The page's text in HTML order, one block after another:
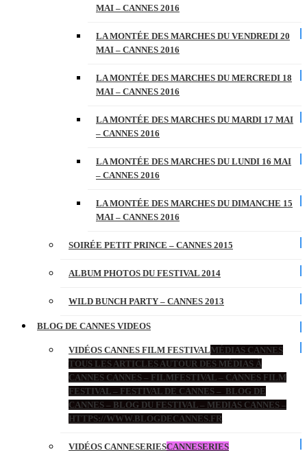
MAI – CANNES 2016
LA MONTÉE DES MARCHES DU VENDREDI 20
MAI – CANNES 2016
LA MONTÉE DES MARCHES DU MERCREDI 18
MAI – CANNES 2016
LA MONTÉE DES MARCHES DU MARDI 17 MAI
– CANNES 2016
LA MONTÉE DES MARCHES DU LUNDI 16 MAI
– CANNES 2016
LA MONTÉE DES MARCHES DU DIMANCHE 15
MAI – CANNES 2016
SOIRÉE PETIT PRINCE – CANNES 2015
ALBUM PHOTOS DU FESTIVAL 2014
WILD BUNCH PARTY – CANNES 2013
BLOG DE CANNES VIDEOS
VIDÉOS CANNES FILM FESTIVALMÉDIAS CANNES
TOUS LES ARTICLES AUTOUR DES MÉDIAS À
CANNES CANNES – FILMFESTIVAL – CANNES FILM
FESTIVAL – FESTIVAL DE CANNES – BLOG DE
CANNES – BLOG DU FESTIVAL – MEDIAS CANNES –
HTTPS://WWW.BLOGDECANNES.FR
VIDÉOS CANNESERIESCANNESERIES